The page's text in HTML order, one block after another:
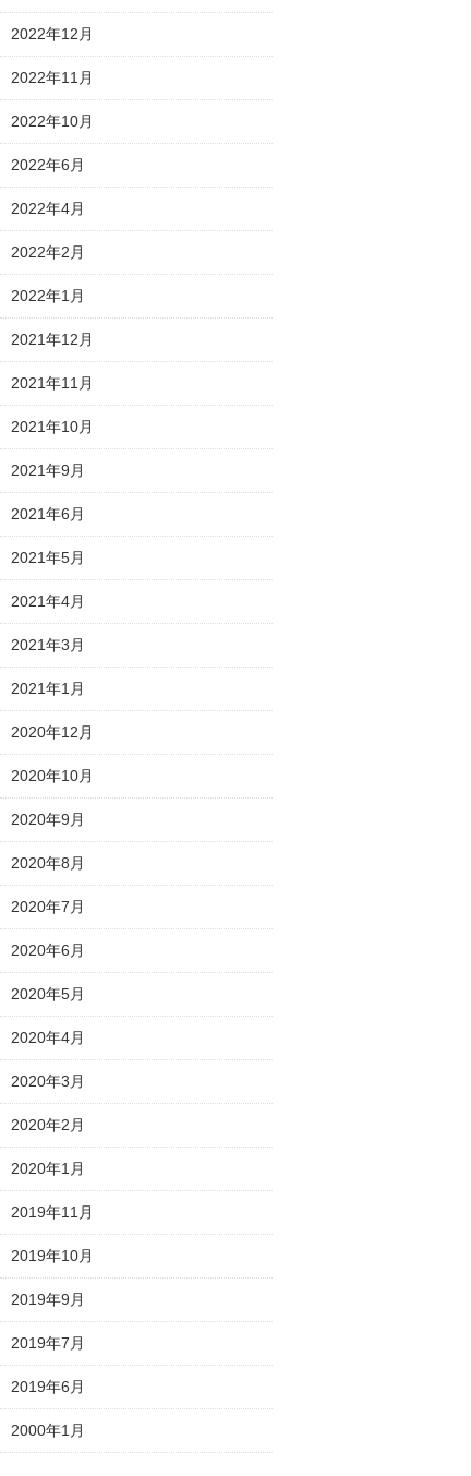
2022年12月
2022年11月
2022年10月
2022年6月
2022年4月
2022年2月
2022年1月
2021年12月
2021年11月
2021年10月
2021年9月
2021年6月
2021年5月
2021年4月
2021年3月
2021年1月
2020年12月
2020年10月
2020年9月
2020年8月
2020年7月
2020年6月
2020年5月
2020年4月
2020年3月
2020年2月
2020年1月
2019年11月
2019年10月
2019年9月
2019年7月
2019年6月
2000年1月